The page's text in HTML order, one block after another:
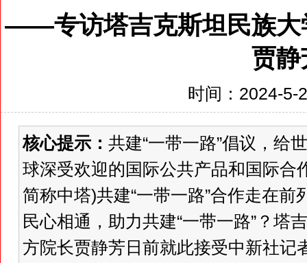
——专访塔吉克斯坦民族大
贾
时间：2024-5-
核心提示： 共建“一带一路”倡议，给
球深受欢迎的国际公共产品和国际合
简称中塔)共建“一带一路”合作走在
民心相通，助力共建“一带一路”？塔
方院长贾静芳日前就此接受中新社记